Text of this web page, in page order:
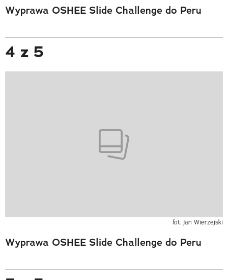
Wyprawa OSHEE Slide Challenge do Peru
4 z 5
fot. Jan Wierzejski
Wyprawa OSHEE Slide Challenge do Peru